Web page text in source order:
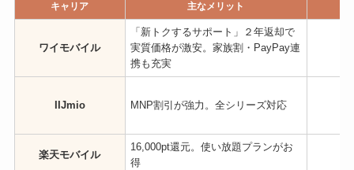
キャリア 主なメリット
ワイモバイル
「新トクするサポート」２年返却で
実質価格が激安。家族割・PayPay連
携も充実
IIJmio MNP割引が強力。全シリーズ対応
楽天モバイル
16,000pt還元。使い放題プランがお
得